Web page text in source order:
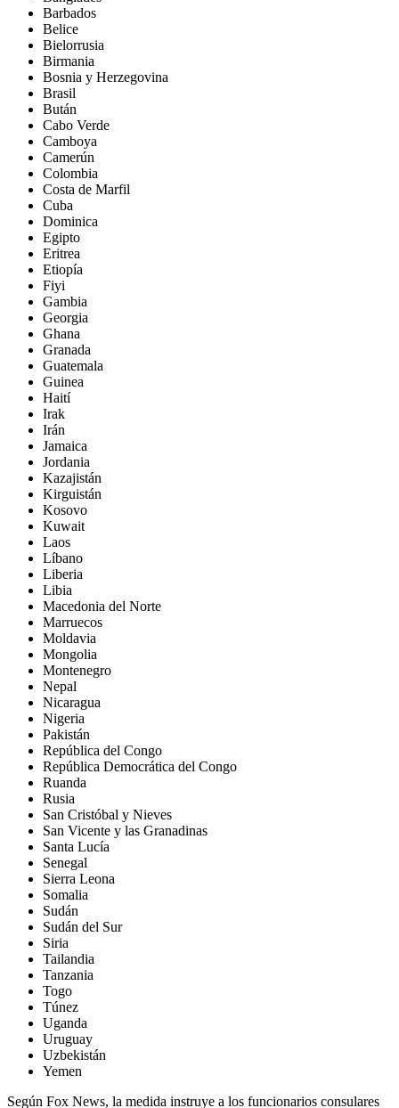
Barbados
Belice
Bielorrusia
Birmania
Bosnia y Herzegovina
Brasil
Bután
Cabo Verde
Camboya
Camerún
Colombia
Costa de Marfil
Cuba
Dominica
Egipto
Eritrea
Etiopía
Fiyi
Gambia
Georgia
Ghana
Granada
Guatemala
Guinea
Haití
Irak
Irán
Jamaica
Jordania
Kazajistán
Kirguistán
Kosovo
Kuwait
Laos
Líbano
Liberia
Libia
Macedonia del Norte
Marruecos
Moldavia
Mongolia
Montenegro
Nepal
Nicaragua
Nigeria
Pakistán
República del Congo
República Democrática del Congo
Ruanda
Rusia
San Cristóbal y Nieves
San Vicente y las Granadinas
Santa Lucía
Senegal
Sierra Leona
Somalia
Sudán
Sudán del Sur
Siria
Tailandia
Tanzania
Togo
Túnez
Uganda
Uruguay
Uzbekistán
Yemen
Según Fox News, la medida instruye a los funcionarios consulares